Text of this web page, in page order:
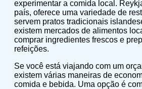
experimentar a comida local.
país, oferece uma variedade de
servem pratos tradicionais
existem mercados de alimentos
comprar ingredientes frescos e
refeições.
Se você está viajando com um
existem várias maneiras de
comida e bebida. Uma opção é